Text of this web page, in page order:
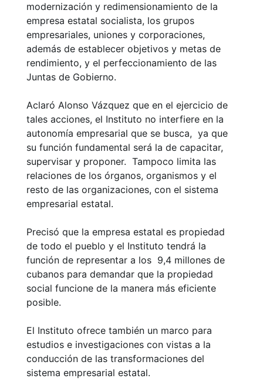
modernización y redimensionamiento de la
empresa estatal socialista, los grupos
empresariales, uniones y corporaciones,
además de establecer objetivos y metas de
rendimiento, y el perfeccionamiento de las
Juntas de Gobierno.
Aclaró Alonso Vázquez que en el ejercicio de
tales acciones, el Instituto no interfiere en la
autonomía empresarial que se busca, ya que
su función fundamental será la de capacitar,
supervisar y proponer. Tampoco limita las
relaciones de los órganos, organismos y el
resto de las organizaciones, con el sistema
empresarial estatal.
Precisó que la empresa estatal es propiedad
de todo el pueblo y el Instituto tendrá la
función de representar a los 9,4 millones de
cubanos para demandar que la propiedad
social funcione de la manera más eficiente
posible.
El Instituto ofrece también un marco para
estudios e investigaciones con vistas a la
conducción de las transformaciones del
sistema empresarial estatal.